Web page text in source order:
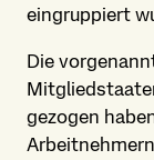
eingruppiert
Die
gezogen